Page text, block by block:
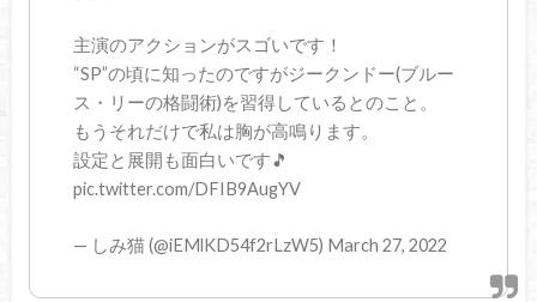
主演のアクションがスゴいです！
“SP”の頃に知ったのですがジークンドー(ブルー
ス・リーの格闘術)を習得しているとのこと。
もうそれだけで私は胸が高鳴ります。
設定と展開も面白いです🎵
pic.twitter.com/DFIB9AugYV
— しみ猫 (@iEMlKD54f2rLzW5) March 27, 2022